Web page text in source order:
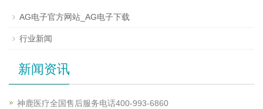
AG电子官方网站_AG电子下载
行业新闻
新闻资讯
神鹿医疗全国售后服务电话400-993-6860